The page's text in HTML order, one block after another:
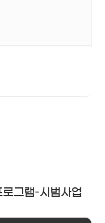
그램–시범사업